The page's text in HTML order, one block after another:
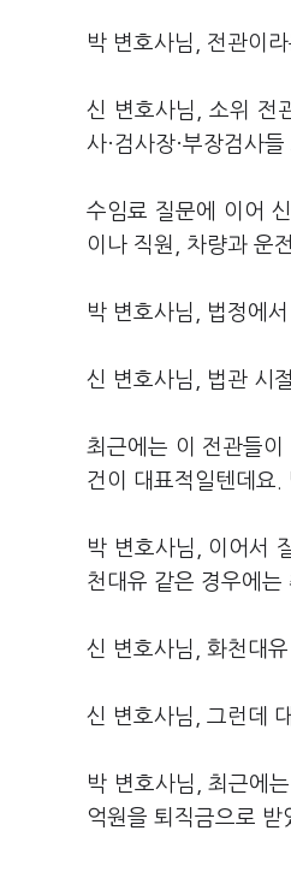
박 변호사님, 전관이
신 변호사님, 소위 전
사·검사장·부장검사
수임료 질문에 이어
이나 직원, 차량과 운
박 변호사님, 법정에
신 변호사님, 법관 시
최근에는 이 전관들
건이 대표적일텐데요
박 변호사님, 이어서
천대유 같은 경우에는
신 변호사님, 화천대
신 변호사님, 그런데
박 변호사님, 최근에
억원을 퇴직금으로 받